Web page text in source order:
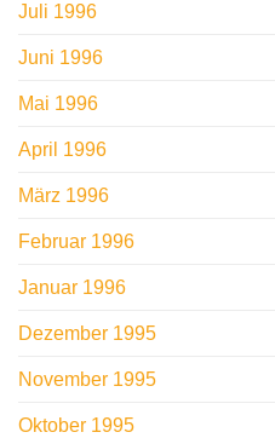
Juli 1996
Juni 1996
Mai 1996
April 1996
März 1996
Februar 1996
Januar 1996
Dezember 1995
November 1995
Oktober 1995